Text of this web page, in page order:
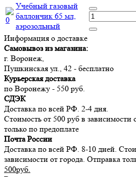
Учебный газовый
баллончик 65 мл,
аэрозольный
Информация о доставке
Самовывоз из магазина:
г. Воронеж,
Пушкинская ул., 42 - бесплатно
Курьерская доставка
по Воронежу - 550 руб.
СДЭК
Доставка по всей РФ. 2-4 дня.
Стоимость от 500 руб в зависимости
только по предоплате
Почта России
Доставка по всей РФ. 8-10 дней.
зависимости от города. Отправка
500руб.